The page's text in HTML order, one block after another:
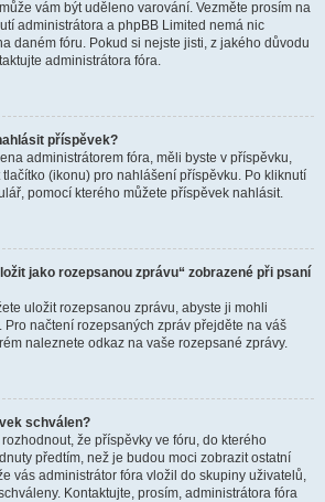
vám být uděleno varování. Vezměte prosím na
administrátora a phpBB Limited nemá nic
daném fóru. Pokud si nejste jisti, z jakého důvodu
administrátora fóra.
příspěvek?
administrátorem fóra, měli byste v příspěvku,
tlačítko (ikonu) pro nahlášení příspěvku. Po kliknutí
pomocí kterého můžete příspěvek nahlásit.
jako rozepsanou zprávu“ zobrazené při psaní
uložit rozepsanou zprávu, abyste ji mohli
načtení rozepsaných zpráv přejděte na váš
naleznete odkaz na vaše rozepsané zprávy.
schválen?
že příspěvky ve fóru, do kterého
předtím, než je budou moci zobrazit ostatní
vás administrátor fóra vložil do skupiny uživatelů,
Kontaktujte, prosím, administrátora fóra